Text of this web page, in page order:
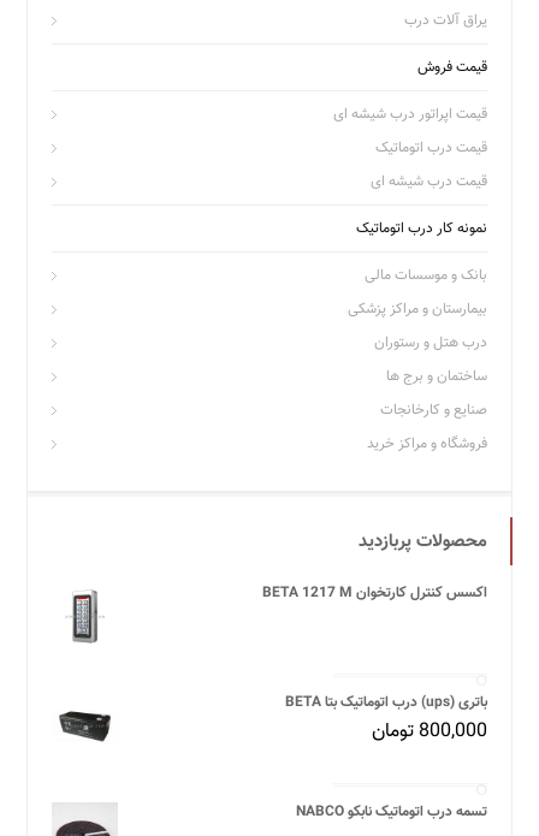
یراق آلات درب
قیمت فروش
قیمت اپراتور درب شیشه ای
قیمت درب اتوماتیک
قیمت درب شیشه ای
نمونه کار درب اتوماتیک
بانک و موسسات مالی
بیمارستان و مراکز پزشکی
درب هتل و رستوران
ساختمان و برج ها
صنایع و کارخانجات
فروشگاه و مراکز خرید
محصولات پربازدید
اکسس کنترل کارتخوان BETA 1217 M
باتری (ups) درب اتوماتیک بتا BETA
800,000 تومان
تسمه درب اتوماتیک نابکو NABCO